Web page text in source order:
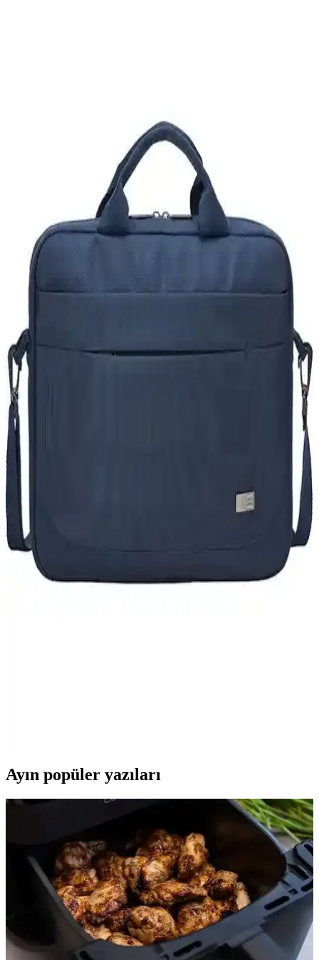
geçirmez özellikleriyle günlük ve seyahat ihtiyaçlarınızı pratik
Lenovo 15.6 İnç Toploader T210 Bilgisayar Çantası
Şık ve Dayanıklı Tasarım Özellikleri
Lenovo'nun 15.6 inçlik Toploader T210 modeli, şık tasarımı,
dayanıklı polyester malzemesi ve su geçirmez özelliğiyle günlük ve
seyahat ihtiyaçlarına uygun, geniş iç hacimli taşınabilir bilgisayar
çantasıdır.
Samsonite Guard IT ile Targus TSB952GL
Karşılaştırması: Hangi Sırt Çantası Sizin İçin Uygun
farkları keşfedin. Dayanıklılık, tasarım ve kullanım kolaylığı
açısından karşılaştırma yaparak en uygun seçimi yapın.
Lenovo Dizüstü Bilgisayar Sırt Çantaları: Güvenli
ve Şık Tasarımlarla Dayanıklılık
Lenovo dizüstü bilgisayar sırt çantaları, ergonomik tasarım,
dayanıklı malzeme ve geniş saklama alanlarıyla kullanıcılara güvenli
ve şık taşıma imkanı sunar.
Monster Bilgisayar Çantası Seçerken Dikkat
Edilmesi Gerekenler ve Özellikler
Dayanıklı, fonksiyonel ve estetik monster bilgisayar çantaları,
bilgisayar ve aksesuarlarınızı korur, konfor sağlar ve tarzınızı
yansıtır.
17.3 İnç Dizüstü Bilgisayar Çantası Seçerken Dikkat
Edilmesi Gerekenler ve En İyi Modeller
Ayın popüler yazıları